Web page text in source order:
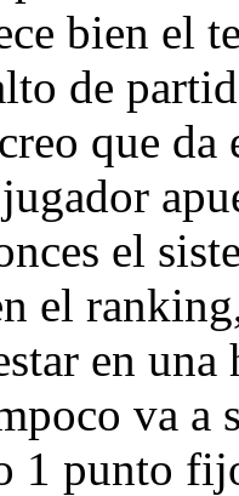
bien el
de
que da
el
el
en
va a
1 punto